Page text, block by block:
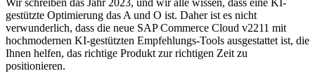
Wir schreiben das Jahr 2023, und wir alle wissen, dass eine KI-
gestützte Optimierung das A und O ist. Daher ist es nicht
verwunderlich, dass die neue SAP Commerce Cloud v2211 mit
hochmodernen KI-gestützten Empfehlungs-Tools ausgestattet ist, die
Ihnen helfen, das richtige Produkt zur richtigen Zeit zu
positionieren.